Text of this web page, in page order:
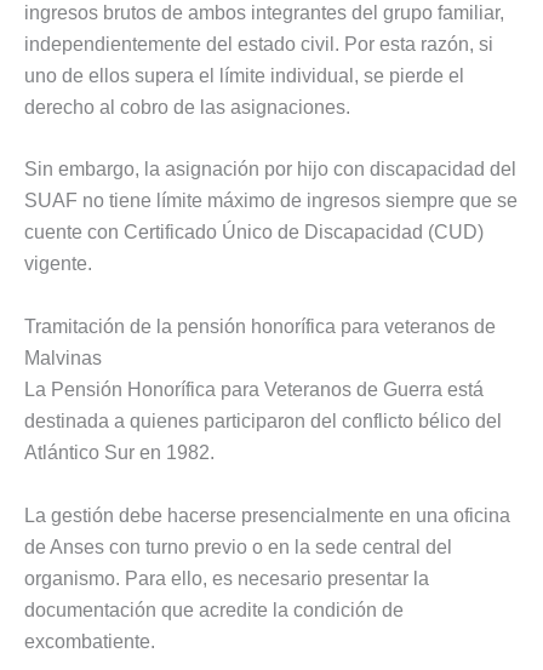
ingresos brutos de ambos integrantes del grupo familiar,
independientemente del estado civil. Por esta razón, si
uno de ellos supera el límite individual, se pierde el
derecho al cobro de las asignaciones.
Sin embargo, la asignación por hijo con discapacidad del
SUAF no tiene límite máximo de ingresos siempre que se
cuente con Certificado Único de Discapacidad (CUD)
vigente.
Tramitación de la pensión honorífica para veteranos de
Malvinas
La Pensión Honorífica para Veteranos de Guerra está
destinada a quienes participaron del conflicto bélico del
Atlántico Sur en 1982.
La gestión debe hacerse presencialmente en una oficina
de Anses con turno previo o en la sede central del
organismo. Para ello, es necesario presentar la
documentación que acredite la condición de
excombatiente.